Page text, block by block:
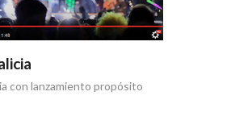
con lanzamiento propósito